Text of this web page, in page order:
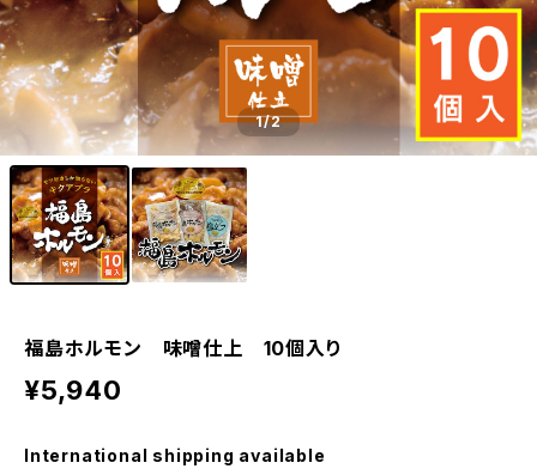
1/2
福島ホルモン 味噌仕上 10個入り
¥5,940
International shipping available